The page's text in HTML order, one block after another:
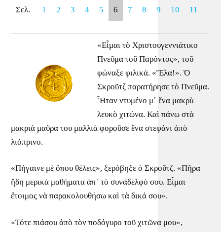
Σελ. 1 2 3 4 5 6 7 8 9 10 11
«Εἶμαι τὸ Χριστουγεννιάτικο
Πνεῦμα τοῦ Παρόντος», τοῦ
φώναξε φιλικά. «Ἔλα!». Ὁ
Σκροῦτζ παρατήρησε τὸ Πνεῦμα.
Ἦταν ντυμένο μ᾿ ἕνα μακρὺ
λευκὸ χιτώνα. Καὶ πάνω στὰ
μακριὰ μαῦρα του μαλλιὰ φοροῦσε ἕνα στεφάνι ἀπὸ
λιόπρινο.
«Πήγαινε μὲ ὅπου θέλεις», ξερόβηξε ὁ Σκροῦτζ. «Πῆρα
ἤδη μερικὰ μαθήματα ἀπ᾿ τὸ συνάδελφό σου. Εἶμαι
ἕτοιμος νὰ παρακολουθήσω καὶ τὰ δικά σου».
«Τότε πιάσου ἀπὸ τὸν ποδόγυρο τοῦ χιτῶνα μου»,